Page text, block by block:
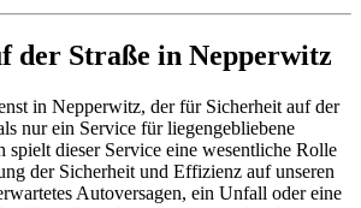
der Straße in Nepperwitz
in Nepperwitz, der für Sicherheit auf der
nur ein Service für liegengebliebene
spielt dieser Service eine wesentliche Rolle
der Sicherheit und Effizienz auf unseren
Autoversagen, ein Unfall oder eine